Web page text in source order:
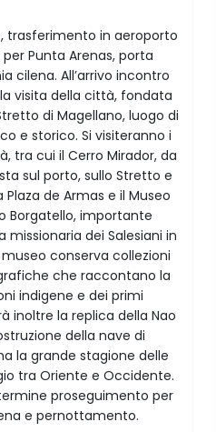
trasferimento in aeroporto
Punta Arenas, porta
cilena. All’arrivo incontro
visita della città, fondata
di Magellano, luogo di
e storico. Si visiteranno i
tra cui il Cerro Mirador, da
sul porto, sullo Stretto e
Plaza de Armas e il Museo
Borgatello, importante
missionaria dei Salesiani in
conserva collezioni
che raccontano la
indigene e dei primi
inoltre la replica della Nao
della nave di
la grande stagione delle
tra Oriente e Occidente.
proseguimento per
e pernottamento.